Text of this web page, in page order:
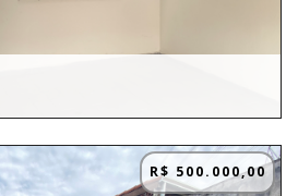
R$ 500.000,00